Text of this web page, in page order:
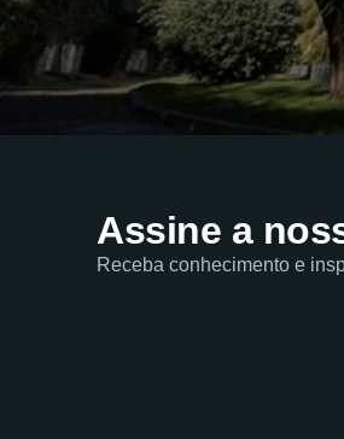
Assine a
Receba conhecimento e